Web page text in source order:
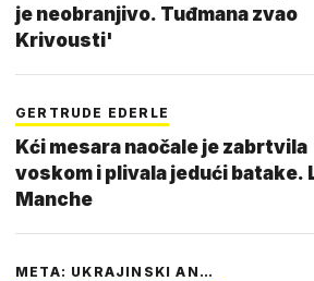
je neobranjivo. Tuđmana zvao
Krivousti'
GERTRUDE EDERLE
Kći mesara naočale je zabrtvila
voskom i plivala jedući batake.
Manche
META: UKRAJINSKI AN…